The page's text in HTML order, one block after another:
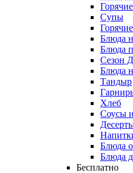
Супы
Блюда
Блюда
Сезон
Блюда
Тандыр
Хлеб
Соусы
Блюда
Блюда
Бесплатно